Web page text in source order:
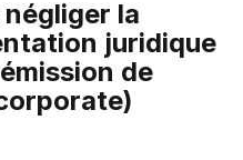
la
juridique
de